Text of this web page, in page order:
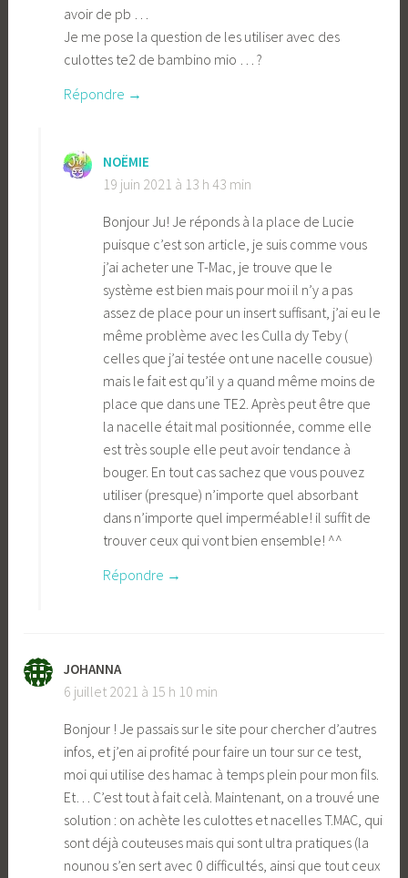
avoir de pb …
Je me pose la question de les utiliser avec des
culottes te2 de bambino mio … ?
Répondre
NOËMIE
19 juin 2021 à 13 h 43 min
Bonjour Ju! Je réponds à la place de Lucie
puisque c’est son article, je suis comme vous
j’ai acheter une T-Mac, je trouve que le
système est bien mais pour moi il n’y a pas
assez de place pour un insert suffisant, j’ai eu le
même problème avec les Culla dy Teby (
celles que j’ai testée ont une nacelle cousue)
mais le fait est qu’il y a quand même moins de
place que dans une TE2. Après peut être que
la nacelle était mal positionnée, comme elle
est très souple elle peut avoir tendance à
bouger. En tout cas sachez que vous pouvez
utiliser (presque) n’importe quel absorbant
dans n’importe quel imperméable! il suffit de
trouver ceux qui vont bien ensemble! ^^
Répondre
JOHANNA
6 juillet 2021 à 15 h 10 min
Bonjour ! Je passais sur le site pour chercher d’autres
infos, et j’en ai profité pour faire un tour sur ce test,
moi qui utilise des hamac à temps plein pour mon fils.
Et… C’est tout à fait celà. Maintenant, on a trouvé une
solution : on achète les culottes et nacelles T.MAC, qui
sont déjà couteuses mais qui sont ultra pratiques (la
nounou s’en sert avec 0 difficultés, ainsi que tout ceux